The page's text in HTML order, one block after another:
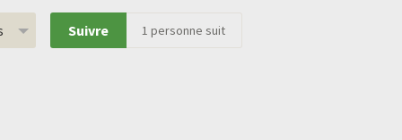
Suivre 1 personne suit